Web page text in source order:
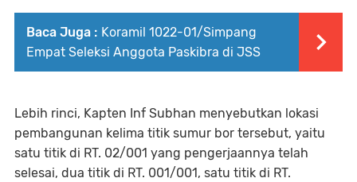
Baca Juga : Koramil 1022-01/Simpang
Empat Seleksi Anggota Paskibra di JSS
Lebih rinci, Kapten Inf Subhan menyebutkan lokasi
pembangunan kelima titik sumur bor tersebut, yaitu
satu titik di RT. 02/001 yang pengerjaannya telah
selesai, dua titik di RT. 001/001, satu titik di RT.